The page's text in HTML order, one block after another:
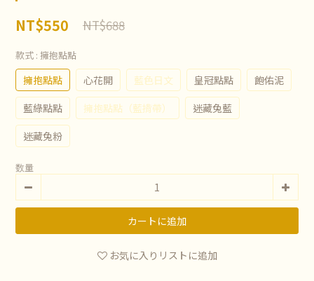
NT$550 NT$688
款式 : 擁抱點點
擁抱點點 心花開 藍色日文 皇冠點點
飽佑泥
藍綠點點
擁抱點點（藍揹帶）
迷藏兔藍
迷藏兔粉
数量
カートに追加
お気に入りリストに追加